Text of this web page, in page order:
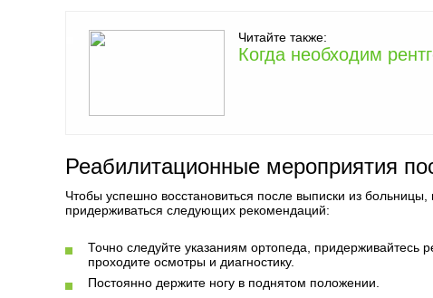
Читайте также:
Когда необходим
Реабилитационные мероприятия
Чтобы успешно восстановиться после выписки из
придерживаться следующих рекомендаций:
Точно следуйте указаниям ортопеда, придерживайтесь
проходите осмотры и диагностику.
Постоянно держите ногу в поднятом положении.